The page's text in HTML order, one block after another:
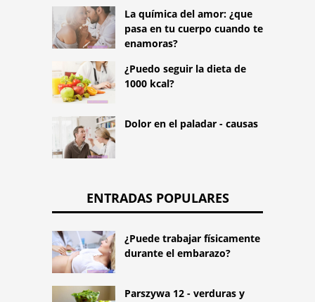
La química del amor: ¿que
pasa en tu cuerpo cuando te
enamoras?
¿Puedo seguir la dieta de
1000 kcal?
Dolor en el paladar - causas
ENTRADAS POPULARES
¿Puede trabajar físicamente
durante el embarazo?
Parszywa 12 - verduras y